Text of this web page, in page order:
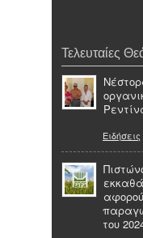
Τελευταίες
Ειδήσεις
του